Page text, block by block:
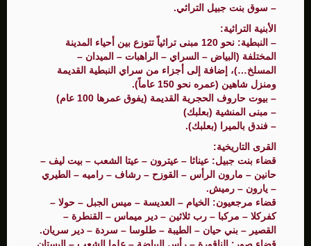
– سوق بنت جبيل التراثي.
الأبنية التراثية:
– النبطية: نحو 120 مبنى تراثياً تتوزع بين أحياء المدينة
المختلفة (البياض – السراي – الراهبات – الميدان –
المسلخ…)، إضافة إلى أجزاء من سراي النبطية القديمة
ومنزل شاهين (عمره نحو 150 عاماً).
– بيوت حاروف الحجرية القديمة (يفوق عمرها 100 عام)
– مبنى المنشية (بعلبك)
– فندق بالميرا (بعلبك).
القرى التاريخية:
قضاء بنت جبيل: عيناثا – عيترون – عيتا الشعب – بيت ليف –
حانين – مارون الرأس – القوزح – رشاف – راميه – الطيري
– يارون – رميش.
قضاء مرجعيون: الخيام – العديسة – ميس الجبل – حولا –
كفركلا – مركبا – رب ثلاثين – دير ميماس – القنطرة –
القصير – بني حيان – الطيبة – طلوسا – سردة – دير سريان.